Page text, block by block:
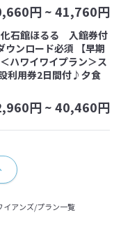
円 ~41,760円
化石館ほるる 入館券付
ンロード必須 【早期
ハワイワイプラン＞ス
利用券2日間付♪夕食
円 ~40,460円
アンズ/プラン一覧